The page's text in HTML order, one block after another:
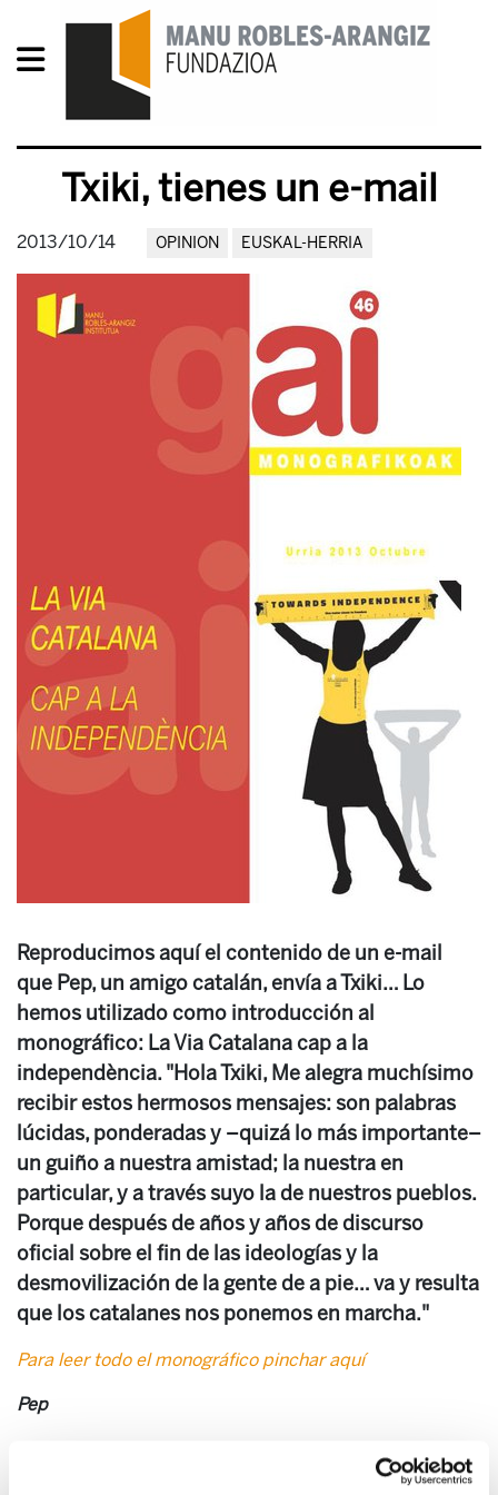
Txiki, tienes un e-mail
2013/10/14 OPINION EUSKAL-HERRIA
Reproducimos aquí el contenido de un e-mail
que Pep, un amigo catalán, envía a Txiki… Lo
hemos utilizado como introducción al
monográfico: La Via Catalana cap a la
independència. "Hola Txiki, Me alegra muchísimo
recibir estos hermosos mensajes: son palabras
lúcidas, ponderadas y –quizá lo más importante–
un guiño a nuestra amistad; la nuestra en
particular, y a través suyo la de nuestros pueblos.
Porque después de años y años de discurso
oficial sobre el fin de las ideologías y la
desmovilización de la gente de a pie… va y resulta
que los catalanes nos ponemos en marcha."
Para leer todo el monográfico pinchar aquí
Pep
autonomismo, pactismo, conformismo… esa